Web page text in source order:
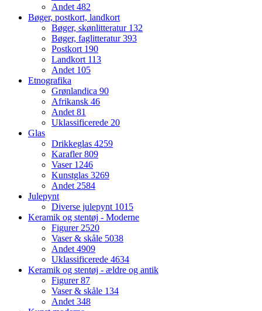
Andet 482
Bøger, postkort, landkort
Bøger, skønlitteratur 132
Bøger, faglitteratur393
Postkort 190
Landkort 113
Andet 105
Etnografika
Grønlandica 90
Afrikansk 46
Andet 81
Uklassificerede 20
Glas
Drikkeglas 4259
Karafler809
Vaser 1246
Kunstglas 3269
Andet 2584
Julepynt
Diverse julepynt 1015
Keramik og stentøj - Moderne
Figurer 2520
Vaser & skåle 5038
Andet 4909
Uklassificerede 4634
Keramik og stentøj - ældre og antik
Figurer87
Vaser & skåle 134
Andet 348